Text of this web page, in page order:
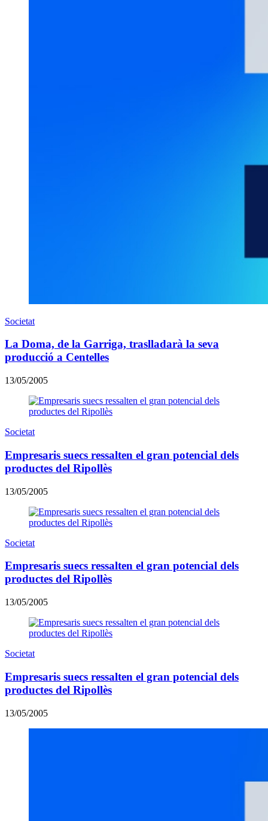
Societat
La Doma, de la Garriga, traslladarà la seva
producció a Centelles
13/05/2005
Societat
Empresaris suecs ressalten el gran potencial dels
productes del Ripollès
13/05/2005
Societat
Empresaris suecs ressalten el gran potencial dels
productes del Ripollès
13/05/2005
Societat
Empresaris suecs ressalten el gran potencial dels
productes del Ripollès
13/05/2005